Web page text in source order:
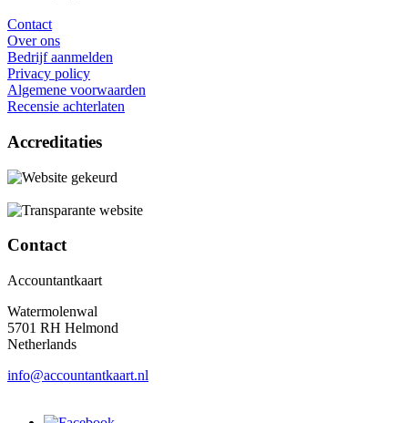
Contact
Over ons
Bedrijf aanmelden
Privacy policy
Algemene voorwaarden
Recensie achterlaten
Accreditaties
Contact
Accountantkaart
Watermolenwal
5701 RH Helmond
Netherlands
info@accountantkaart.nl